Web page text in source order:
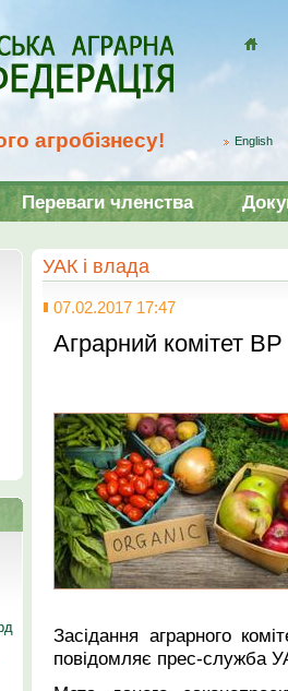
агробізнесу! English
Переваги членства
УАК і влада
07.02.2017 17:47
Аграрний комітет ВР
Засідання аграрного
повідомляє прес-служба